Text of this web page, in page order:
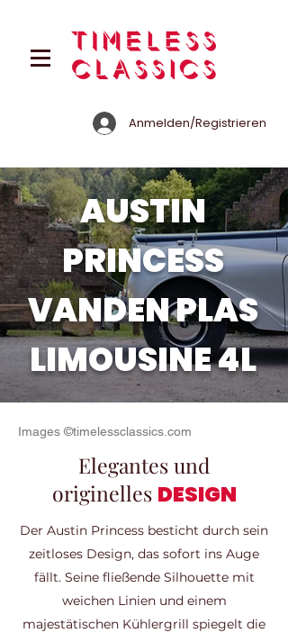
Anmelden/Registrieren
AUSTIN
PRINCESS
VANDEN PLAS
LIMOUSINE 4L
Images ©timelessclassics.com
Elegantes und
originelles DESIGN
Der Austin Princess besticht durch sein
zeitloses Design, das sofort ins Auge
fällt. Seine fließende Silhouette mit
weichen Linien und einem
majestätischen Kühlergrill spiegelt die